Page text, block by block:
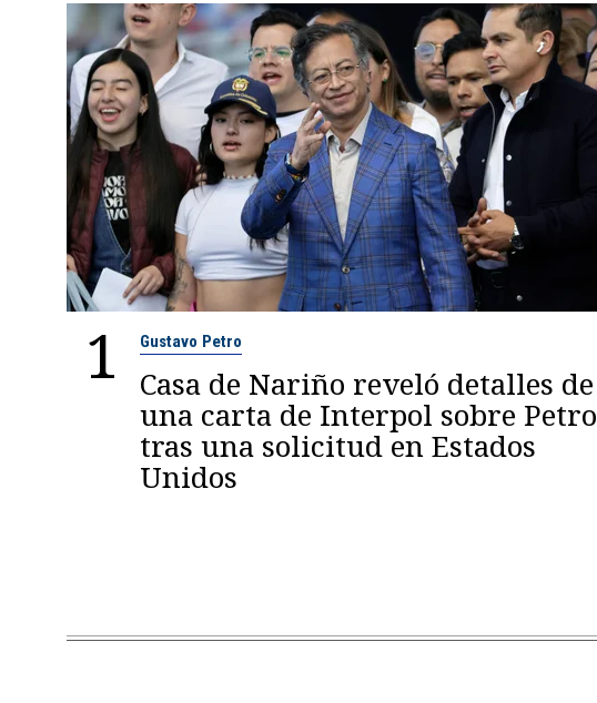
1 Gustavo Petro
Casa de Nariño reveló detalles de
una carta de Interpol sobre Petro
tras una solicitud en Estados
Unidos